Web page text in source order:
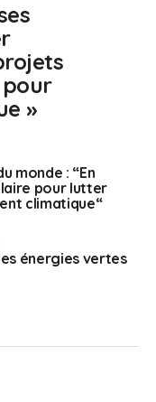
pour
»
monde : “En
pour lutter
climatique“
énergies vertes